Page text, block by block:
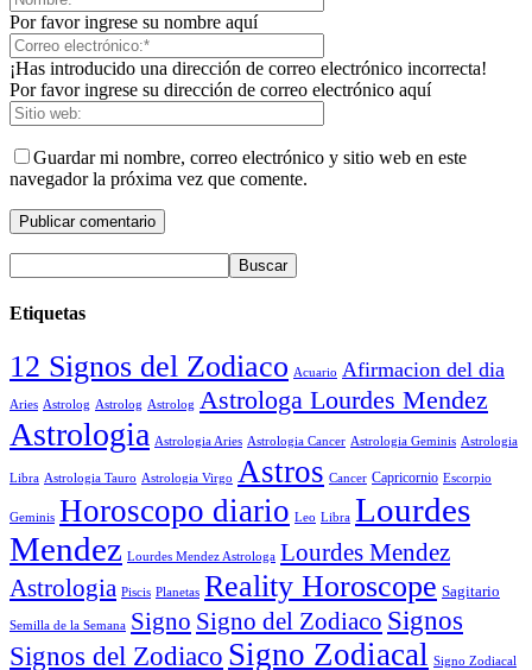
Por favor ingrese su nombre aquí
¡Has introducido una dirección de correo electrónico incorrecta!
Por favor ingrese su dirección de correo electrónico aquí
Guardar mi nombre, correo electrónico y sitio web en este
navegador la próxima vez que comente.
Etiquetas
12 Signos del Zodiaco Acuario Afirmacion del dia
Aries Astrolog Astrolog Astrolog Astrologa Lourdes Mendez
Astrologia Astrologia Aries Astrologia Cancer Astrologia Geminis Astrologia
Libra Astrologia Tauro Astrologia Virgo Astros Cancer Capricornio Escorpio
Geminis Horoscopo diario Leo Libra Lourdes
Mendez Lourdes Mendez Astrologa Lourdes Mendez
Astrologia Piscis Planetas Reality Horoscope Sagitario
Semilla de la Semana Signo Signo del Zodiaco Signos
Signos del Zodiaco Signo Zodiacal Signo Zodiacal